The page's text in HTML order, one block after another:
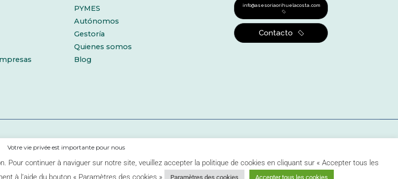
PYMES
Autónomos
Gestoría
Quienes somos
Blog
info@asesoriaorihuelacosta.com
Contacto
Aviso legal
Votre vie privée est importante pour nous
Pour continuer à naviguer sur notre site, veuillez accepter la politique de cookies en cliquant sur « Accepter tous les
à l’aide du bouton « Paramètres des cookies ».
Paramètres des cookies Accepter tous les cookies